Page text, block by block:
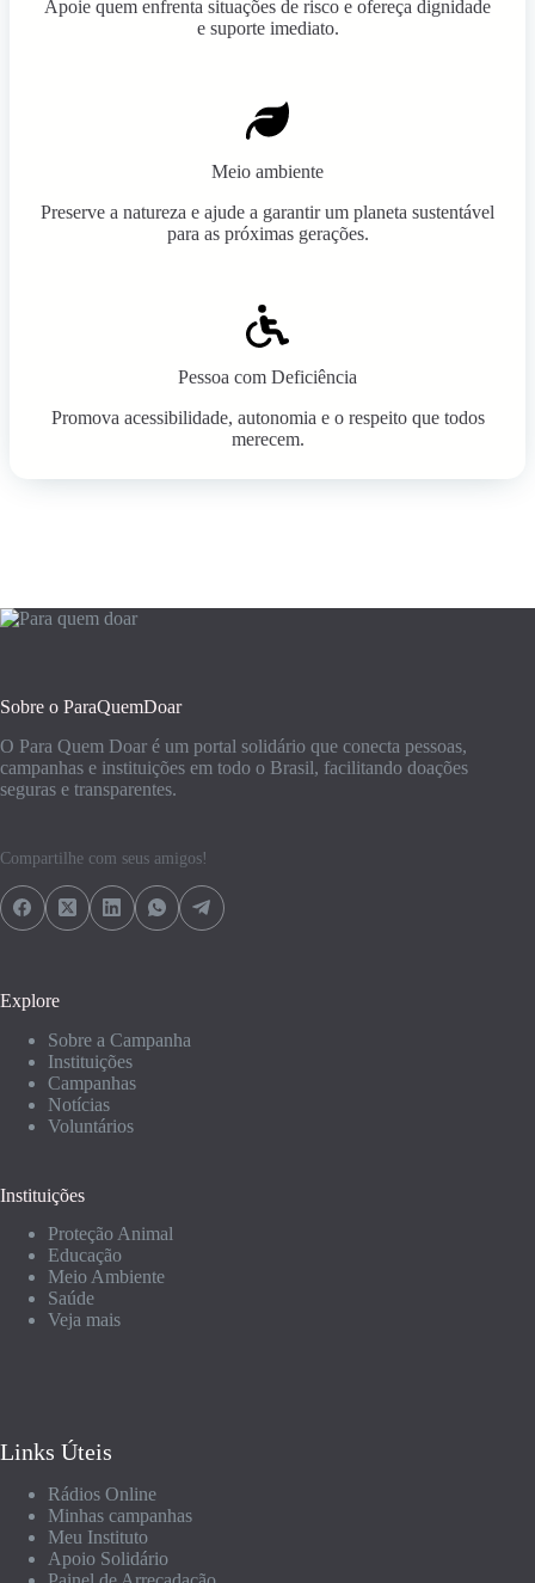
Apoie quem enfrenta situações de risco e ofereça dignidade
e suporte imediato.
Meio ambiente
Preserve a natureza e ajude a garantir um planeta sustentável
para as próximas gerações.
Pessoa com Deficiência
Promova acessibilidade, autonomia e o respeito que todos
merecem.
Sobre o ParaQuemDoar
O Para Quem Doar é um portal solidário que conecta pessoas,
campanhas e instituições em todo o Brasil, facilitando doações
seguras e transparentes.
Compartilhe com seus amigos!
Explore
Sobre a Campanha
Instituições
Campanhas
Notícias
Voluntários
Instituições
Proteção Animal
Educação
Meio Ambiente
Saúde
Veja mais
Links Úteis
Rádios Online
Minhas campanhas
Meu Instituto
Apoio Solidário